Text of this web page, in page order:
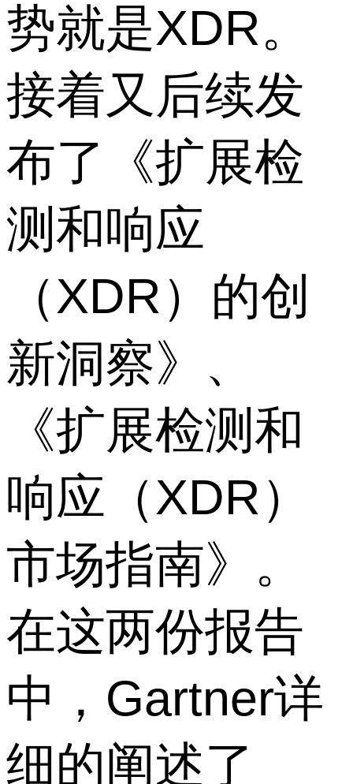
势就是XDR。
接着又后续发
布了《扩展检
测和响应
（XDR）的创
新洞察》、
《扩展检测和
响应（XDR）
市场指南》。
在这两份报告
中，Gartner详
细的阐述了